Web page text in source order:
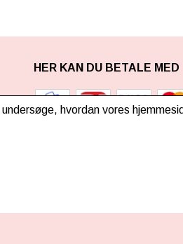
HER KAN DU BETALE MED
hvordan vores